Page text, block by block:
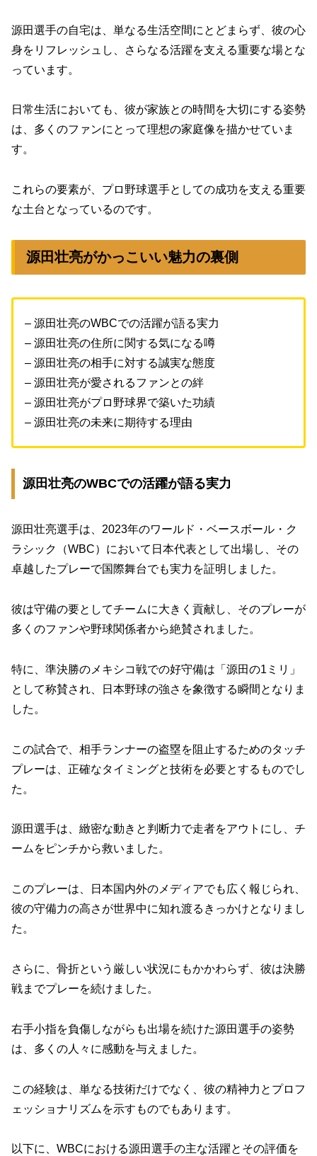
源田選手の自宅は、単なる生活空間にとどまらず、彼の心
身をリフレッシュし、さらなる活躍を支える重要な場とな
っています。
日常生活においても、彼が家族との時間を大切にする姿勢
は、多くのファンにとって理想の家庭像を描かせていま
す。
これらの要素が、プロ野球選手としての成功を支える重要
な土台となっているのです。
源田壮亮がかっこいい魅力の裏側
– 源田壮亮のWBCでの活躍が語る実力
– 源田壮亮の住所に関する気になる噂
– 源田壮亮の相手に対する誠実な態度
– 源田壮亮が愛されるファンとの絆
– 源田壮亮がプロ野球界で築いた功績
– 源田壮亮の未来に期待する理由
源田壮亮のWBCでの活躍が語る実力
源田壮亮選手は、2023年のワールド・ベースボール・ク
ラシック（WBC）において日本代表として出場し、その
卓越したプレーで国際舞台でも実力を証明しました。
彼は守備の要としてチームに大きく貢献し、そのプレーが
多くのファンや野球関係者から絶賛されました。
特に、準決勝のメキシコ戦での好守備は「源田の1ミリ」
として称賛され、日本野球の強さを象徴する瞬間となりま
した。
この試合で、相手ランナーの盗塁を阻止するためのタッチ
プレーは、正確なタイミングと技術を必要とするものでし
た。
源田選手は、緻密な動きと判断力で走者をアウトにし、チ
ームをピンチから救いました。
このプレーは、日本国内外のメディアでも広く報じられ、
彼の守備力の高さが世界中に知れ渡るきっかけとなりまし
た。
さらに、骨折という厳しい状況にもかかわらず、彼は決勝
戦までプレーを続けました。
右手小指を負傷しながらも出場を続けた源田選手の姿勢
は、多くの人々に感動を与えました。
この経験は、単なる技術だけでなく、彼の精神力とプロフ
ェッショナリズムを示すものでもあります。
以下に、WBCにおける源田選手の主な活躍とその評価を